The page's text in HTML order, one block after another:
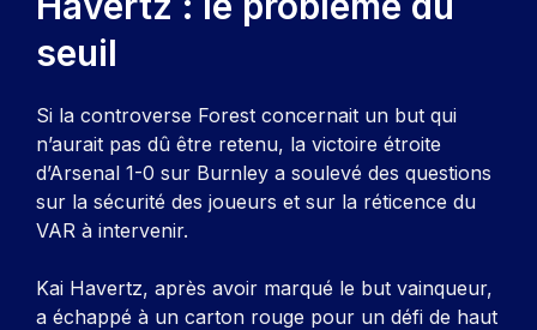
seuil
Si la controverse Forest concernait un but qui
n’aurait pas dû être retenu, la victoire étroite
d’Arsenal 1-0 sur Burnley a soulevé des questions
sur la sécurité des joueurs et sur la réticence du
VAR à intervenir.
Kai Havertz, après avoir marqué le but vainqueur,
a échappé à un carton rouge pour un défi de haut